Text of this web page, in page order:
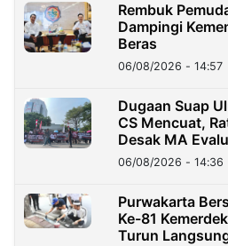
Rembuk
Dampingi
Beras
06/08/2026 - 14:57
Dugaan Suap
CS Mencuat,
Desak MA
06/08/2026 - 14:36
Purwakarta
Ke-81
Turun